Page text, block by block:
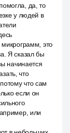
да, то
у людей в
это
Я сказал бы
начинается
что
что сам
если он
или